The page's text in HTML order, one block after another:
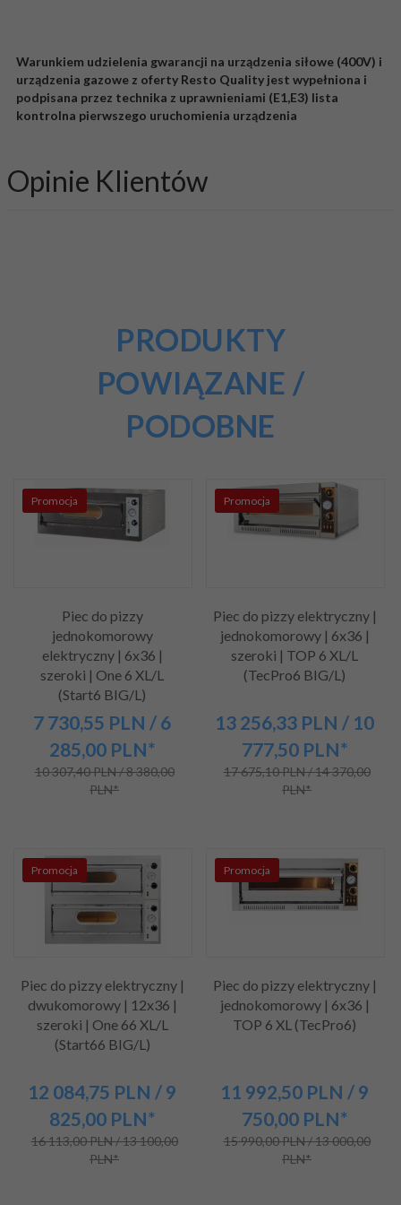
Warunkiem udzielenia gwarancji na urządzenia siłowe (400V) i
urządzenia gazowe z oferty Resto Quality jest wypełniona i
podpisana przez technika z uprawnieniami (E1,E3) lista
kontrolna pierwszego uruchomienia urządzenia
Opinie Klientów
PRODUKTY
POWIĄZANE /
PODOBNE
Promocja
Piec do pizzy
jednokomorowy
elektryczny | 6x36 |
szeroki | One 6 XL/L
(Start6 BIG/L)
7 730,55 PLN / 6
285,00 PLN*
10 307,40 PLN / 8 380,00
PLN*
Promocja
Piec do pizzy elektryczny |
jednokomorowy | 6x36 |
szeroki | TOP 6 XL/L
(TecPro6 BIG/L)
13 256,33 PLN / 10
777,50 PLN*
17 675,10 PLN / 14 370,00
PLN*
Promocja
Piec do pizzy elektryczny |
dwukomorowy | 12x36 |
szeroki | One 66 XL/L
(Start66 BIG/L)
12 084,75 PLN / 9
825,00 PLN*
16 113,00 PLN / 13 100,00
PLN*
Promocja
Piec do pizzy elektryczny |
jednokomorowy | 6x36 |
TOP 6 XL (TecPro6)
11 992,50 PLN / 9
750,00 PLN*
15 990,00 PLN / 13 000,00
PLN*